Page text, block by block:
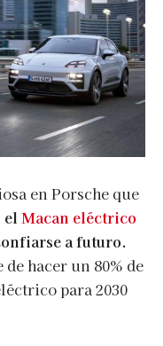
en Porsche que
elMacan eléctrico
a futuro.
hacer un 80% de
para 2030